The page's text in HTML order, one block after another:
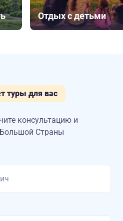
Отдых с детьми
туры для вас
консультацию и
Большой Страны